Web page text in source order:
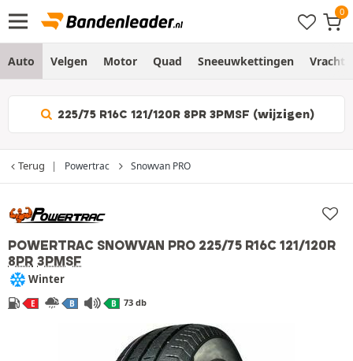
Auto Velgen Motor Quad Sneeuwkettingen
225/75 R16C 121/120R 8PR 3PMSF (wijzigen)
Terug Powertrac Snowvan PRO
POWERTRAC SNOWVAN PRO 225/75 R16C 121/120R
8PR 3PMSF
Winter
E B B 73 db